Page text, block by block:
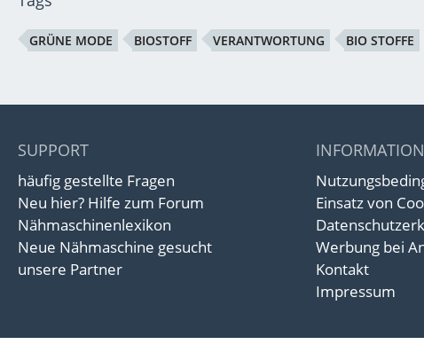
GRÜNE MODE BIOSTOFF VERANTWORTUNG BIO STOFFE
SUPPORT
häufig gestellte Fragen
Neu hier? Hilfe zum Forum
Nähmaschinenlexikon
Neue Nähmaschine gesucht
unsere Partner
Einsatz von
Werbung bei
Kontakt
Impressum